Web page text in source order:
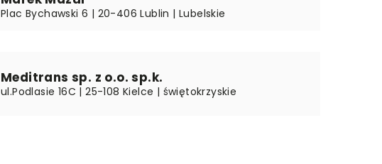
Plac Bychawski 6 | 20-406 Lublin | Lubelskie
Meditrans sp. z o.o. sp.k.
ul.Podlasie 16C | 25-108 Kielce | świętokrzyskie